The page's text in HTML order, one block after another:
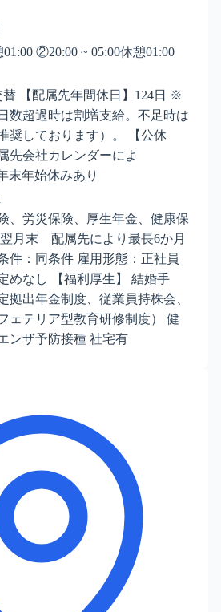
②20:00 ~ 05:00休憩01:00
替 【配属先年間休日】124日 ※
数超過時は割増支給。不足時は
奨しております）。 【公休
先会社カレンダーによ
末年始休みあり
、労災保険、厚生年金、健康保
月末 配属先により最⾧6か月
件：同条件 雇用形態：正社員
めなし 【福利厚生】 結婚手
拠出年金制度、従業員持株会、
ェテリア型教育研修制度） 健
ンザ予防接種 社宅有